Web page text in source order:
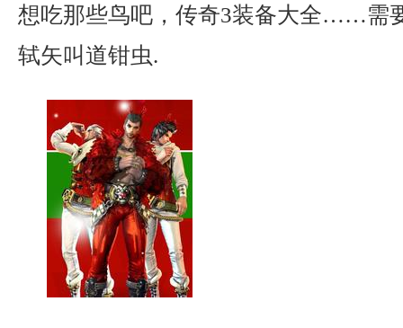
想吃那些鸟吧，传奇3装备大全……需
轼矢叫道钳虫.